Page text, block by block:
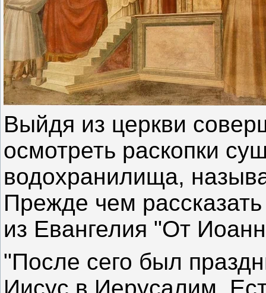
Выйдя из церкви
осмотреть раскопки
водохранилища,
Прежде чем
из Евангелия "От
"После сего был